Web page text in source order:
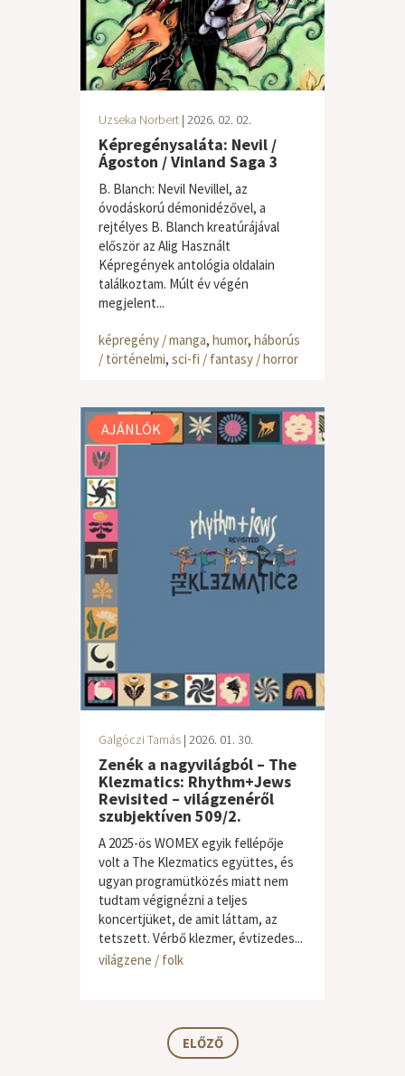
Uzseka Norbert | 2026. 02. 02.
Képregénysaláta: Nevil /
Ágoston / Vinland Saga 3
B. Blanch: Nevil Nevillel, az
óvodáskorú démonidézővel, a
rejtélyes B. Blanch kreatúrájával
először az Alig Használt
Képregények antológia oldalain
találkoztam. Múlt év végén
megjelent...
képregény / manga, humor, háborús
/ történelmi, sci-fi / fantasy / horror
AJÁNLÓK
Galgóczi Tamás | 2026. 01. 30.
Zenék a nagyvilágból – The
Klezmatics: Rhythm+Jews
Revisited – világzenéről
szubjektíven 509/2.
A 2025-ös WOMEX egyik fellépője
volt a The Klezmatics együttes, és
ugyan programütközés miatt nem
tudtam végignézni a teljes
koncertjüket, de amit láttam, az
tetszett. Vérbő klezmer, évtizedes...
világzene / folk
ELŐZŐ